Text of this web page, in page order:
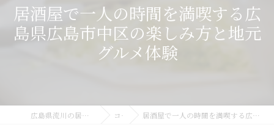
居酒屋で一人の時間を満喫する広
島県広島市中区の楽しみ方と地元
グルメ体験
広島県流川の居酒屋ならお好み居酒屋みほ コラム 居酒屋で一人の時間を満喫する広島県広島市中区の楽しみ方と地元グルメ体験